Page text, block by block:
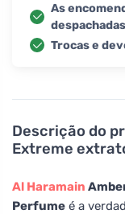
Descrição do
Extreme
Al Haramain
Perfume é a
As
Trocas e